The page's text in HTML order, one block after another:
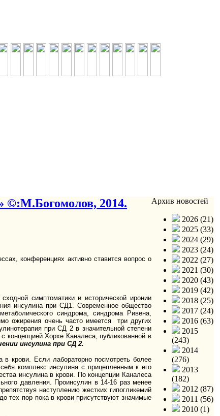
©:М.Богомолов, 2014.
конференциях активно ставится вопрос о
симптоматики и исторической иронии
инсулина при СД1. Современное общество
синдрома, синдрома Ривена,
ожирения очень часто имеется три других
при СД 2 в значительной степени
концепцией Хорхе Каналеса, публикованной в
инсулина при СД 2.
в крови. Если лабораторно посмотреть более
комплекс инсулина с прицепленным к его
инсулина в крови. По концепции Каналеса
давления. Проинсулин в 14-16 раз менее
наступлению жестких гипогликемий
тех пор пока в крови присутствуют значимые
Архив новостей
2026 (21)
2025 (33)
2024 (29)
2023 (24)
2022 (27)
2021 (30)
2020 (43)
2019 (42)
2018 (25)
2017 (24)
2016 (63)
2015
(243)
2014
(276)
2013
(182)
2012 (87)
2011 (56)
2010 (1)